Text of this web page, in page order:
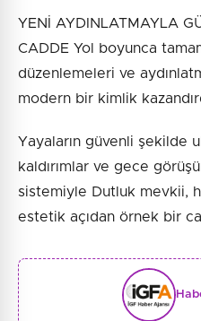
YENİ AYDINLATMAYLA
CADDE Yol boyunca
düzenlemeleri ve
modern bir kimlik
Yayaların güvenli şekilde
kaldırımlar ve gece
sistemiyle Dutluk mevkii,
estetik açıdan örnek bir